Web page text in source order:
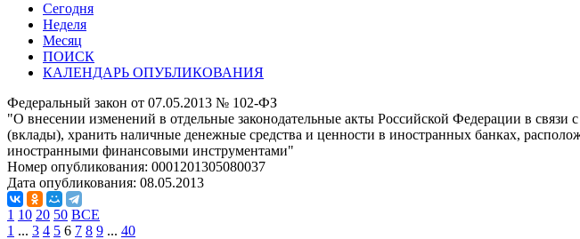
Сегодня
Неделя
Месяц
ПОИСК
КАЛЕНДАРЬ ОПУБЛИКОВАНИЯ
Федеральный закон от 07.05.2013 № 102-ФЗ
"О внесении изменений в отдельные законодательные акты Российской Федерации в связи
(вклады), хранить наличные денежные средства и ценности в иностранных банках,
иностранными финансовыми инструментами"
Номер опубликования: 0001201305080037
Дата опубликования: 08.05.2013
1 10 20 50 ВСЕ
1 ... 3 4 5 6 7 8 9 ... 40